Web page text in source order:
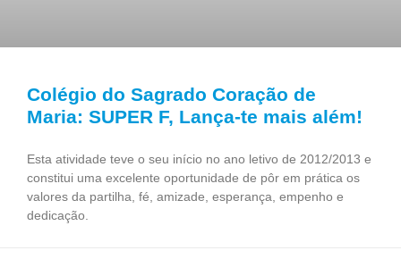
Colégio do Sagrado Coração de
Maria: SUPER F, Lança-te mais além!
Esta atividade teve o seu início no ano letivo de 2012/2013 e
constitui uma excelente oportunidade de pôr em prática os
valores da partilha, fé, amizade, esperança, empenho e
dedicação.